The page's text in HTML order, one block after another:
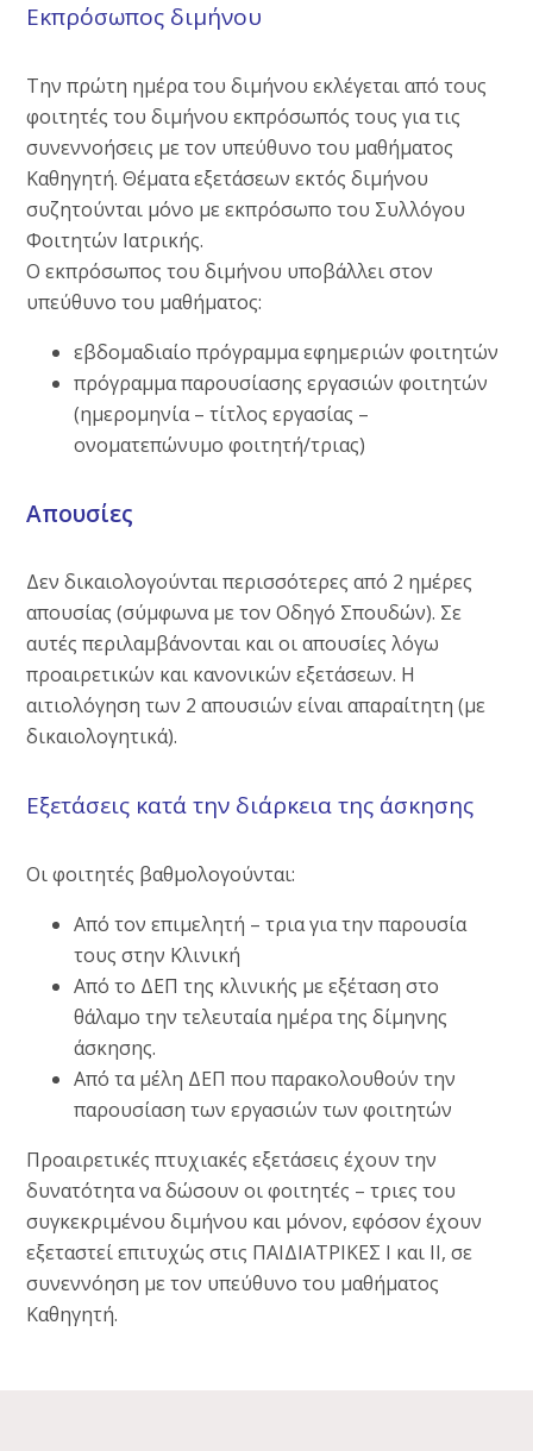
Εκπρόσωπος διμήνου
Την πρώτη ημέρα του διμήνου εκλέγεται από τους
φοιτητές του διμήνου εκπρόσωπός τους για τις
συνεννοήσεις με τον υπεύθυνο του μαθήματος
Καθηγητή. Θέματα εξετάσεων εκτός διμήνου
συζητούνται μόνο με εκπρόσωπο του Συλλόγου
Φοιτητών Ιατρικής.
Ο εκπρόσωπος του διμήνου υποβάλλει στον
υπεύθυνο του μαθήματος:
εβδομαδιαίο πρόγραμμα εφημεριών φοιτητών
πρόγραμμα παρουσίασης εργασιών φοιτητών
(ημερομηνία – τίτλος εργασίας –
ονοματεπώνυμο φοιτητή/τριας)
Απουσίες
Δεν δικαιολογούνται περισσότερες από 2 ημέρες
απουσίας (σύμφωνα με τον Οδηγό Σπουδών). Σε
αυτές περιλαμβάνονται και οι απουσίες λόγω
προαιρετικών και κανονικών εξετάσεων. Η
αιτιολόγηση των 2 απουσιών είναι απαραίτητη (με
δικαιολογητικά).
Εξετάσεις κατά την διάρκεια της άσκησης
Οι φοιτητές βαθμολογούνται:
Από τον επιμελητή – τρια για την παρουσία
τους στην Κλινική
Από το ΔΕΠ της κλινικής με εξέταση στο
θάλαμο την τελευταία ημέρα της δίμηνης
άσκησης.
Από τα μέλη ΔΕΠ που παρακολουθούν την
παρουσίαση των εργασιών των φοιτητών
Προαιρετικές πτυχιακές εξετάσεις έχουν την
δυνατότητα να δώσουν οι φοιτητές – τριες του
συγκεκριμένου διμήνου και μόνον, εφόσον έχουν
εξεταστεί επιτυχώς στις ΠΑΙΔΙΑΤΡΙΚΕΣ Ι και ΙΙ, σε
συνεννόηση με τον υπεύθυνο του μαθήματος
Καθηγητή.